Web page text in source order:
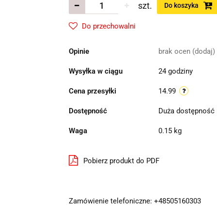
szt. Do koszyka
Do przechowalni
Opinie brak ocen (dodaj)
Wysyłka w ciągu 24 godziny
Cena przesyłki 14.99
Dostępność Duża dostępność
Waga 0.15 kg
Pobierz produkt do PDF
Zamówienie telefoniczne: +48505160303